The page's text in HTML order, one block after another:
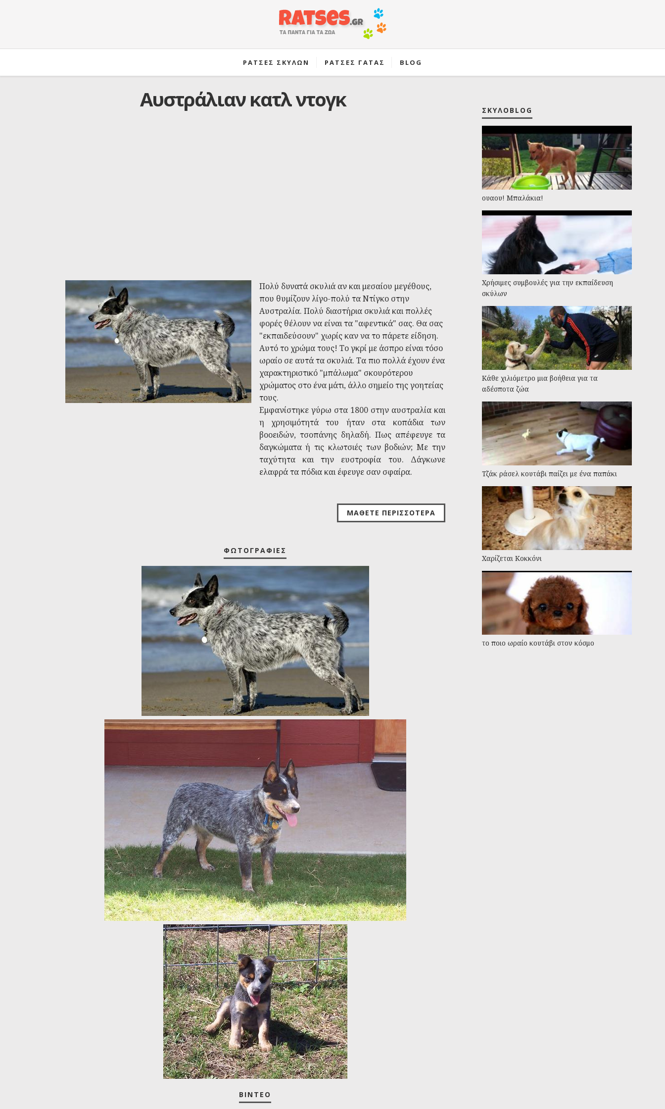
ΡΑΤΣΕΣ ΣΚΥΛΩΝ ΡΑΤΣΕΣ ΓΑΤΑΣ BLOG
Αυστράλιαν κατλ ντογκ
Πολύ δυνατά σκυλιά αν και μεσαίου μεγέθους,
που θυμίζουν λίγο-πολύ τα Ντίγκο στην
Αυστραλία. Πολύ διαστήρια σκυλιά και πολλές
φορές θέλουν να είναι τα "αφεντικά" σας. Θα σας
"εκπαιδεύσουν" χωρίς καν να το πάρετε είδηση.
Αυτό το χρώμα τους! Το γκρί με άσπρο είναι τόσο
ωραίο σε αυτά τα σκυλιά. Τα πιο πολλά έχουν ένα
χαρακτηριστικό "μπάλωμα" σκουρότερου
χρώματος στο ένα μάτι, άλλο σημείο της γοητείας
τους.
Εμφανίστηκε γύρω στα 1800 στην αυστραλία και
η χρησιμότητά του ήταν στα κοπάδια των
βοοειδών, τσοπάνης δηλαδή. Πως απέφευγε τα
δαγκώματα ή τις κλωτσιές των βοδιών; Με την
ταχύτητα και την ευστροφία του. Δάγκωνε
ελαφρά τα πόδια και έφευγε σαν σφαίρα.
ΜΆΘΕΤΕ ΠΕΡΙΣΣΌΤΕΡΑ
ΦΩΤΟΓΡΑΦΊΕΣ
ΒΊΝΤΕΟ
ΣΚΥΛΟBLOG
ουαου! Μπαλάκια!
Χρήσιμες συμβουλές για την εκπαίδευση
σκύλων
Kάθε χιλιόμετρο μια βοήθεια για τα
αδέσποτα ζώα
Τζάκ ράσελ κουτάβι παίζει με ένα παπάκι
Χαρίζεται Κοκκόνι
το ποιο ωραίο κουτάβι στον κόσμο